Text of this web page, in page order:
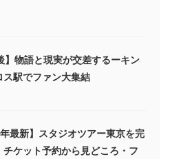
】物語と現実が交差するーキン
ス駅でファン大集結
最新】スタジオツアー東京を完
チケット予約から見どころ・フ